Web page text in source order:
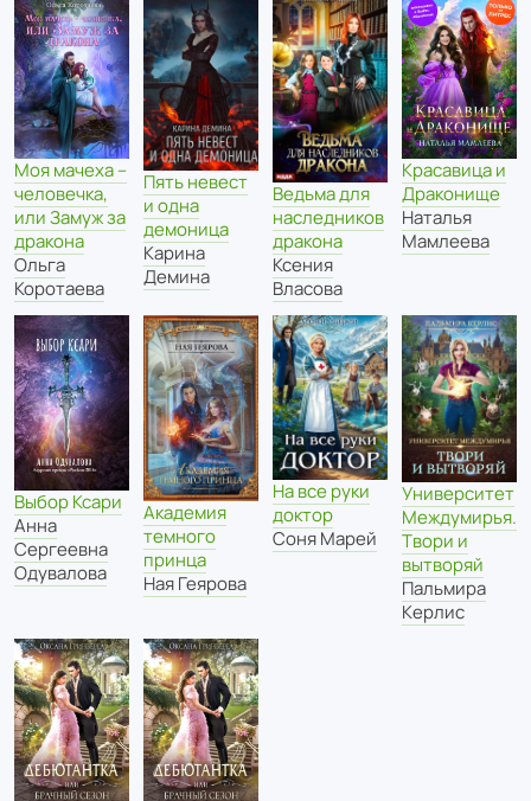
Моя мачеха –
человечка,
или Замуж за
дракона
Ольга
Коротаева
Пять невест
и одна
демоница
Карина
Демина
Ведьма для
наследников
дракона
Ксения
Власова
Красавица и
Драконище
Наталья
Мамлеева
Выбор Ксари
Анна
Сергеевна
Одувалова
Академия
темного
принца
Ная Геярова
На все руки
доктор
Соня Марей
Университет
Междумирья.
Твори и
вытворяй
Пальмира
Керлис